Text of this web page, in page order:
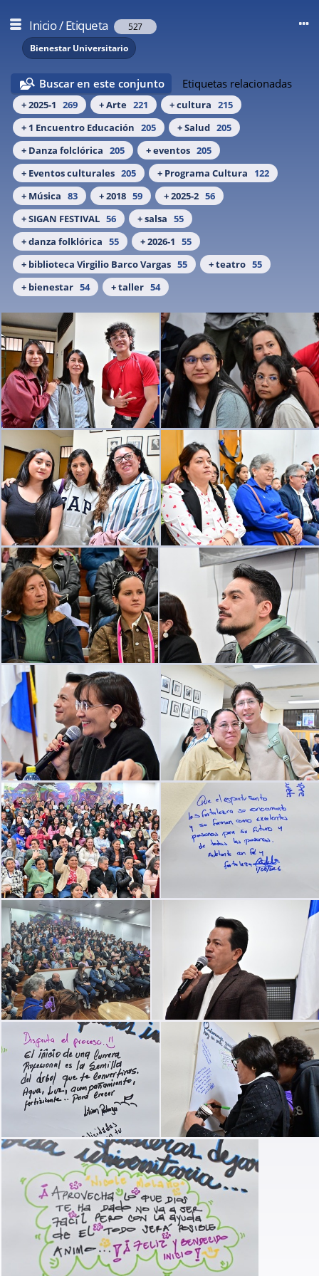
Inicio/Etiqueta
527
Bienestar Universitario
Buscar en este conjunto Etiquetas relacionadas
+ 2025-1 269 + Arte 221 + cultura 215
+ 1 Encuentro Educación 205 + Salud 205
+ Danza folclórica 205 + eventos 205
+ Eventos culturales 205 + Programa Cultura
122
+ Música 83 + 2018 59 + 2025-2 56
+ SIGAN FESTIVAL 56 + salsa 55
+ danza folklórica 55 + 2026-1 55
+ biblioteca Virgilio Barco Vargas 55 + teatro 55
+ bienestar 54 + taller 54